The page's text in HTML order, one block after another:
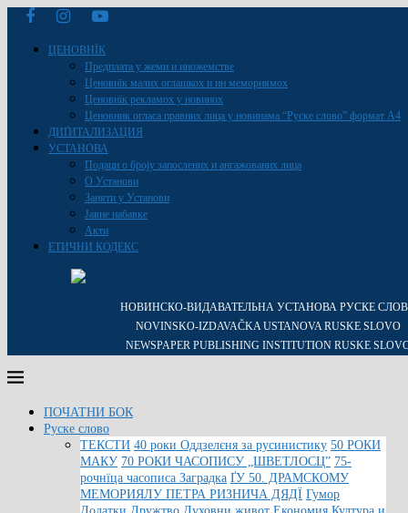
ЦЕНОВНЇК
Предплата у жеми и иножемстве
Ценовнїк малих оглашкох и ин мемориямох
Ценовнїк рекламох у новинох
Ценовник огласа правних лица у новинама “Руске слово” формат A4
ДИҐИТАЛИЗАЦИЯ
УСТАНОВА
Подаци о броју запослених и ангажованих лица
О Установи
Заняти у Установи
Јавне набавке
Акти
ЕТИЧНИ КОДЕКС
НОВИНСКО-ВИДАВАТЕЛЬНА УСТАНОВА РУСКЕ
NOVINSKO-IZDAVAČKA USTANOVA RUSKE SLOVO
NEWSPAPER PUBLISHING INSTITUTION RUSKE
ПОЧАТНИ БОК
Руске слово
ТЕКСТИ 40 роки Оддзелєня за русинистику 50 РОКИ
МАКУ 70 РОКИ ЧАСОПИСУ „ШВЕТЛОСЦ” 75-
рочнїца часописа Заградка ҐУ 50. ДРАМСКОМУ
МЕМОРИЯЛУ ПЕТРА РИЗНИЧА ДЯДЇ Гумор